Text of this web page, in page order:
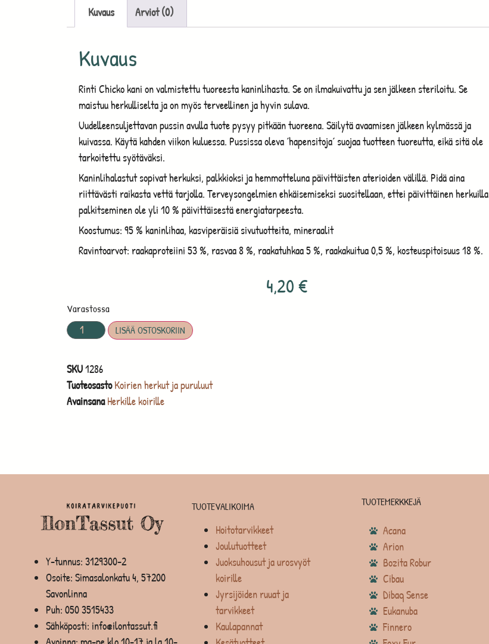
Kuvaus Arviot (0)
Kuvaus
Rinti Chicko kani on valmistettu tuoreesta kaninlihasta. Se on ilmakuivattu ja sen jälkeen steriloitu. Se
maistuu herkulliselta ja on myös terveellinen ja hyvin sulava.
Uudelleensuljettavan pussin avulla tuote pysyy pitkään tuoreena. Säilytä avaamisen jälkeen kylmässä ja
kuivassa. Käytä kahden viikon kuluessa. Pussissa oleva ´hapensitoja´ suojaa tuotteen tuoreutta, eikä sitä ole
tarkoitettu syötäväksi.
Kaninlihalastut sopivat herkuksi, palkkioksi ja hemmotteluna päivittäisten aterioiden välillä. Pidä aina
riittävästi raikasta vettä tarjolla. Terveysongelmien ehkäisemiseksi suositellaan, ettei päivittäinen herkuilla
palkitseminen ole yli 10 % päivittäisestä energiatarpeesta.
Koostumus: 95 % kaninlihaa, kasviperäisiä sivutuotteita, mineraalit
Ravintoarvot: raakaproteiini 53 %, rasvaa 8 %, raakatuhkaa 5 %, raakakuitua 0,5 %, kosteuspitoisuus 18 %.
4,20€
Varastossa
LISÄÄ OSTOSKORIIN
SKU1286
Tuoteosasto Koirien herkut ja puruluut
Avainsana Herkille koirille
Y-tunnus: 3129300-2
Osoite: Simasalonkatu 4, 57200
Savonlinna
Puh: 050 3515433
Sähköposti: info@ilontassut.fi
TUOTEVALIKOIMA
Hoitotarvikkeet
Joulutuotteet
Juoksuhousut ja urosvyöt
koirille
Jyrsijöiden ruuat ja
tarvikkeet
Kaulapannat
TUOTEMERKKEJÄ
Acana
Arion
Bozita Robur
Cibau
Dibaq Sense
Eukanuba
Finnero